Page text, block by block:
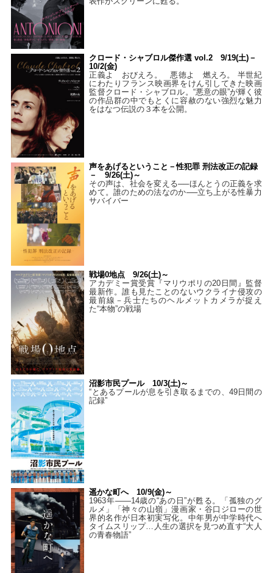
クロード・シャブロル傑作選 vol.2 9/19(土)－
10/2(金)
正義よ おびえろ。 悪徳よ 燃えろ。 半世紀
にわたりフランス映画界をけん引してきた映画
監督クロード・シャブロル。“悪意の眼”が輝く彼
の作品群の中でもとくに容赦のない強烈な魅力
をはなつ伝説の３本を公開。
声をあげるということ－性犯罪 刑法改正の記録
－ 9/26(土)～
その声は、社会を変える──ほんとうの正義を求
めて。誰のための法なのか──立ち上がる性暴力
サバイバー
戦場0地点 9/26(土)～
アカデミー賞受賞『マリウポリの20日間』監督
最新作。誰も見たことのないウクライナ侵攻の
最前線－兵士たちのヘルメットカメラが捉え
た“本物”の戦場
沼影市民プール 10/3(土)～
“とあるプールが息を引き取るまでの、49日間の
記録”
遥かな町へ 10/9(金)～
1963年――14歳の“あの日”が甦る。「孤独のグ
ルメ」「神々の山嶺」漫画家・谷口ジローの世
界的名作が日本初実写化。中年男が中学時代へ
タイムスリップ…人生の選択を見つめ直す“大人
の青春物語”